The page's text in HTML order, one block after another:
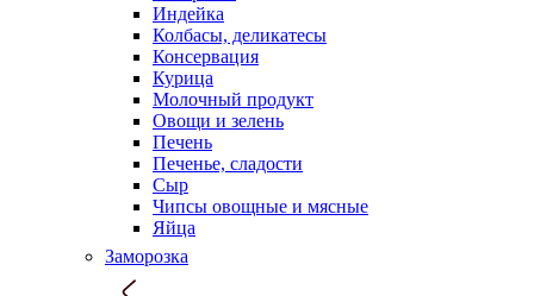
Индейка
Колбасы, деликатесы
Консервация
Курица
Молочный продукт
Овощи и зелень
Печень
Печенье, сладости
Сыр
Чипсы овощные и мясные
Яйца
Заморозка